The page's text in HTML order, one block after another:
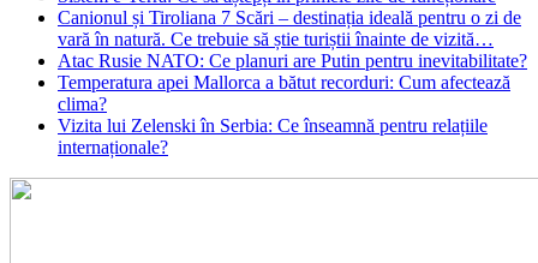
Canionul și Tiroliana 7 Scări – destinația ideală pentru o zi de
vară în natură. Ce trebuie să știe turiștii înainte de vizită…
Atac Rusie NATO: Ce planuri are Putin pentru inevitabilitate?
Temperatura apei Mallorca a bătut recorduri: Cum afectează
clima?
Vizita lui Zelenski în Serbia: Ce înseamnă pentru relațiile
internaționale?